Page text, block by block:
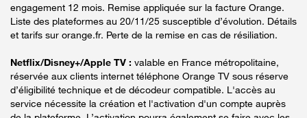
engagement 12 mois. Remise appliquée sur la facture Orange.
Liste des plateformes au 20/11/25 susceptible d’évolution. Détails
et tarifs sur orange.fr. Perte de la remise en cas de résiliation.
Netflix/Disney+/Apple TV : valable en France métropolitaine,
réservée aux clients internet téléphone Orange TV sous réserve
d’éligibilité technique et de décodeur compatible. L'accès au
service nécessite la création et l'activation d'un compte auprès